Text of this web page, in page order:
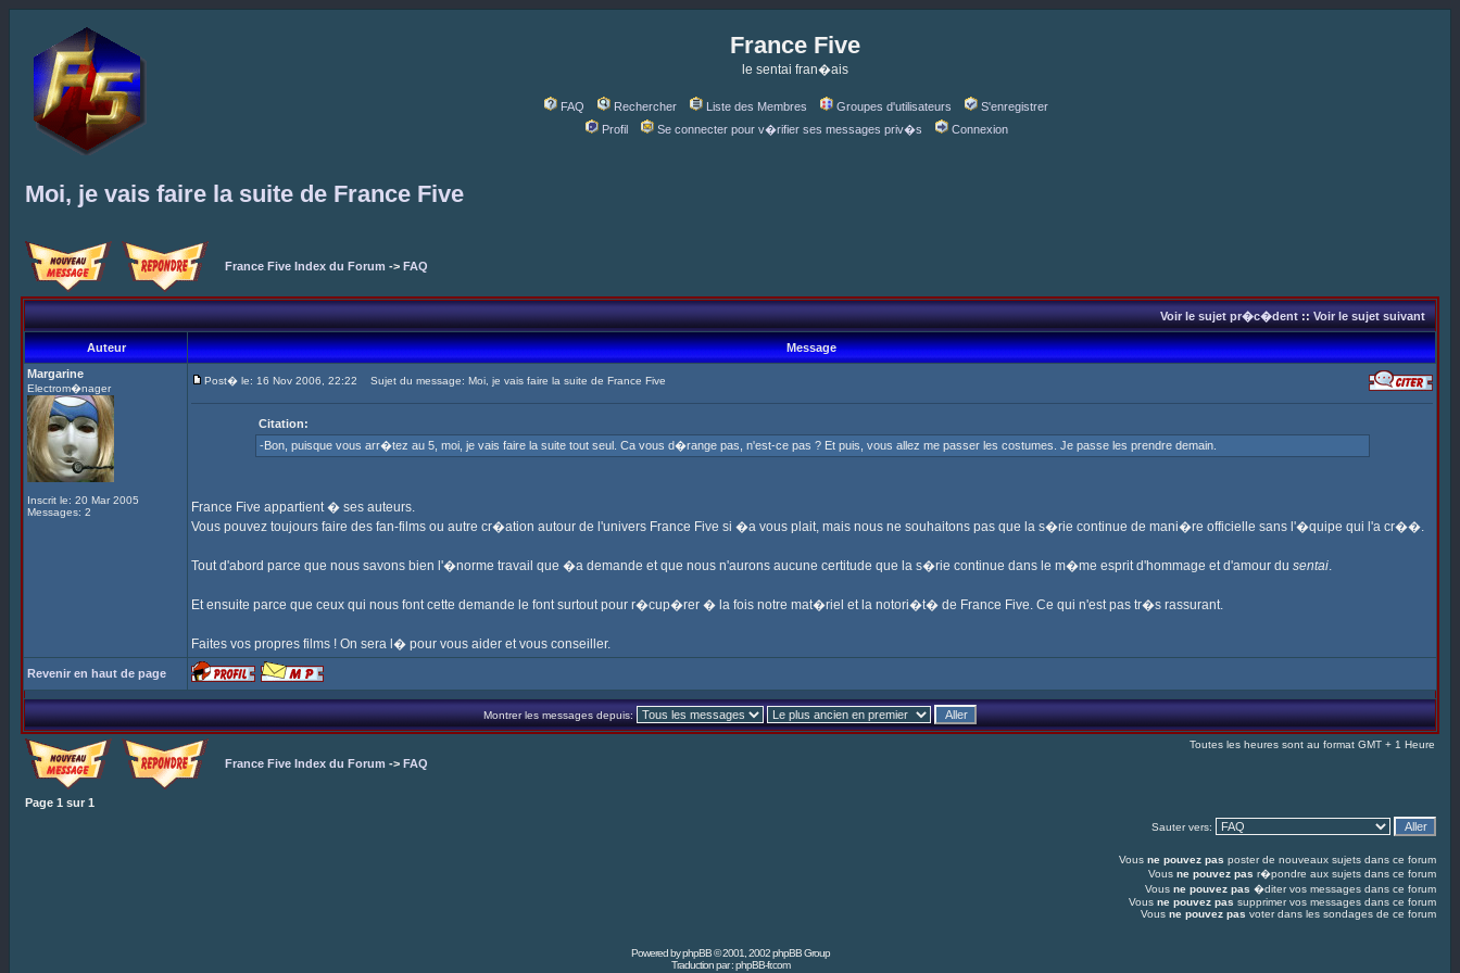
France Five
le sentai fran�ais
FAQ Rechercher Liste des Membres Groupes d'utilisateurs
S'enregistrer
Profil
Se connecter pour v�rifier ses messages priv�s Connexion
Moi, je vais faire la suite de France Five
France Five Index du Forum -> FAQ
Voir le sujet pr�c�dent::Voir le sujet suivant
Auteur
Message
Margarine
Electrom�nager
Inscrit le: 20 Mar 2005
Messages: 2
Post� le: 16 Nov 2006, 22:22 Sujet du message: Moi, je vais faire la suite de France Five
Citation:
-Bon, puisque vous arr�tez au 5, moi, je vais faire la suite tout seul. Ca vous d�range pas, n'est-ce pas ? Et puis, vous allez me passer les costumes. Je passe les prendre demain.
France Five appartient � ses auteurs.
Vous pouvez toujours faire des fan-films ou autre cr�ation autour de l'univers France Five si �a vous plait, mais nous ne souhaitons pas que la s�rie continue de mani�re officielle sans l'�quipe qui l'a cr��.
Tout d'abord parce que nous savons bien l'�norme travail que �a demande et que nous n'aurons aucune certitude que la s�rie continue dans le m�me esprit d'hommage et d'amour du sentai.
Et ensuite parce que ceux qui nous font cette demande le font surtout pour r�cup�rer � la fois notre mat�riel et la notori�t� de France Five. Ce qui n'est pas tr�s rassurant.
Faites vos propres films ! On sera l� pour vous aider et vous conseiller.
Revenir en haut de page
Montrer les messages depuis:
France Five Index du Forum -> FAQ
Toutes les heures sont au format GMT + 1 Heure
Page 1 sur 1
Sauter vers:
Vous ne pouvez pas poster de nouveaux sujets dans ce forum
Vous ne pouvez pas r�pondre aux sujets dans ce forum
Vous ne pouvez pas �diter vos messages dans ce forum
Vous ne pouvez pas supprimer vos messages dans ce forum
Vous ne pouvez pas voter dans les sondages de ce forum
Powered byphpBB© 2001, 2002 phpBB Group
Traduction par :phpBB-fr.com